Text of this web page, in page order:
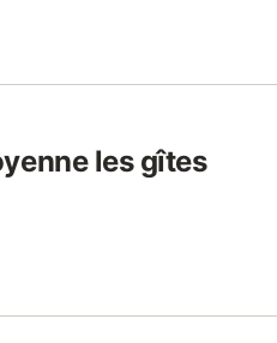
les gîtes